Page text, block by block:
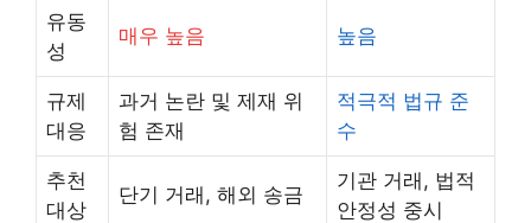
유동
성
매우 높음 높음
규제
대응
과거 논란 및 제재 위
험 존재
적극적 법규 준
수
추천
대상
단기 거래, 해외 송금
기관 거래, 법적
안정성 중시